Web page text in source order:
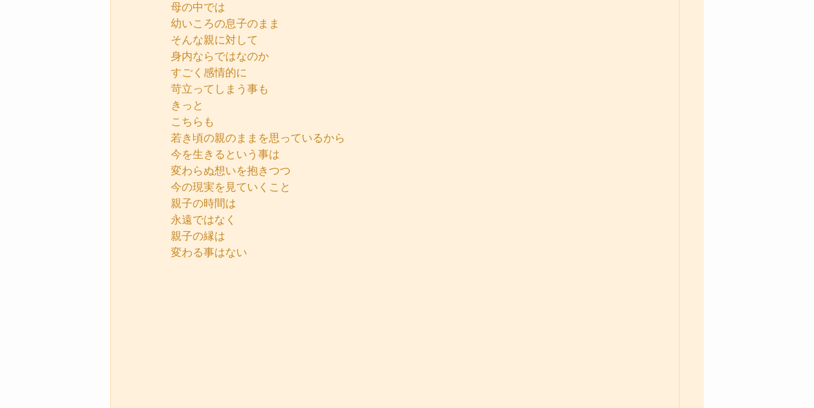
母の中では
幼いころの息子のまま
そんな親に対して
身内ならではなのか
すごく感情的に
苛立ってしまう事も
きっと
こちらも
若き頃の親のままを思っているから
今を生きるという事は
変わらぬ想いを抱きつつ
今の現実を見ていくこと
親子の時間は
永遠ではなく
親子の縁は
変わる事はない